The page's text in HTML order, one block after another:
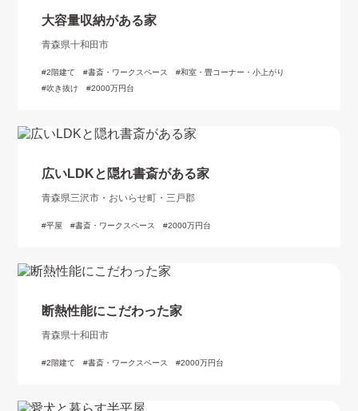
大容量収納がある家
青森県十和田市
2階建て 書斎・ワークスペース
和室・畳コーナー・小上がり
吹き抜け
2000万円台
広いLDKと隠れ書斎がある家
青森県三沢市・おいらせ町・三戸郡
平屋 書斎・ワークスペース 2000万円台
断熱性能にこだわった家
青森県十和田市
2階建て 書斎・ワークスペース 2000万円台